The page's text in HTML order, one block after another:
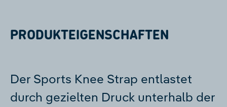
PRODUKTEIGENSCHAFTEN
Der Sports Knee Strap entlastet
durch gezielten Druck unterhalb der